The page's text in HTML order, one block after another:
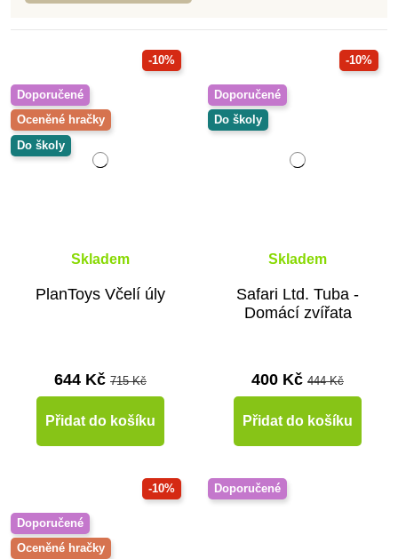
-10%
Doporučené
Oceněné hračky
Do školy
Skladem
PlanToys Včelí úly
644 Kč 715 Kč
Přidat do košíku
-10%
Doporučené
Do školy
Skladem
Safari Ltd. Tuba -
Domácí zvířata
400 Kč 444 Kč
Přidat do košíku
-10%
Doporučené
Oceněné hračky
Doporučené